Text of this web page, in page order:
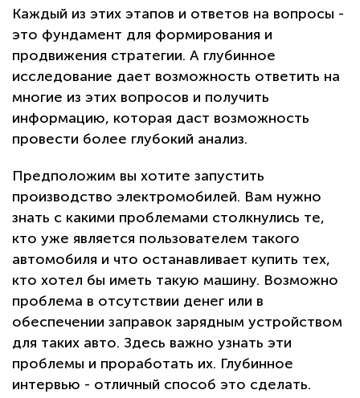
Каждый из этих этапов и ответов на вопросы -
это фундамент для формирования и
продвижения стратегии. А глубинное
исследование дает возможность ответить на
многие из этих вопросов и получить
информацию, которая даст возможность
провести более глубокий анализ.
Предположим вы хотите запустить
производство электромобилей. Вам нужно
знать с какими проблемами столкнулись те,
кто уже является пользователем такого
автомобиля и что останавливает купить тех,
кто хотел бы иметь такую машину. Возможно
проблема в отсутствии денег или в
обеспечении заправок зарядным устройством
для таких авто. Здесь важно узнать эти
проблемы и проработать их. Глубинное
интервью - отличный способ это сделать.